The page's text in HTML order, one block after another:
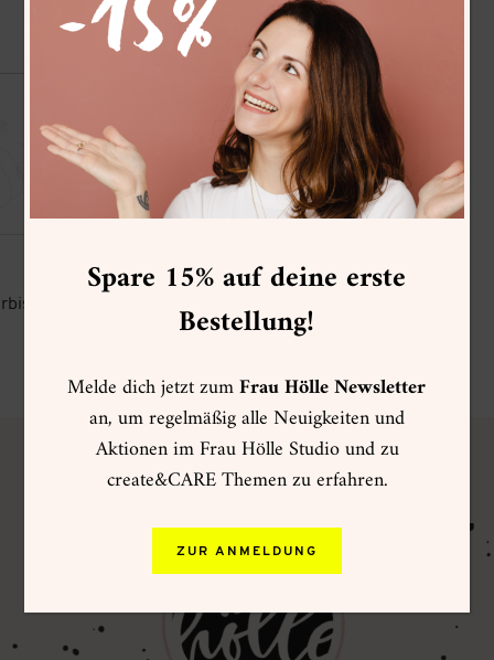
(Digital)
FRAU HÖLLEVIP CLUB
Spare 15% auf deine erste
Bestellung!
Melde dich jetzt zumFrau Hölle Newsletter
an, um regelmäßig alle Neuigkeiten und
Aktionen im Frau Hölle Studio und zu
create&CARE Themen zu erfahren.
ZUR ANMELDUNG